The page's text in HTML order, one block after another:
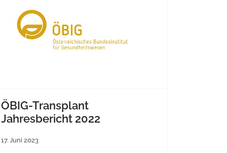
ÖBIG-Transplant
Jahresbericht 2022
17. Juni 2023